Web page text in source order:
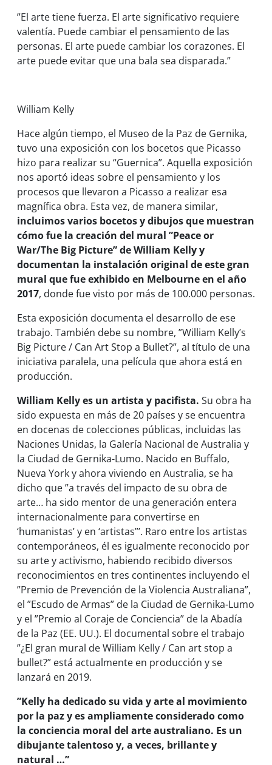
”El arte tiene fuerza. El arte significativo requiere
valentía. Puede cambiar el pensamiento de las
personas. El arte puede cambiar los corazones. El
arte puede evitar que una bala sea disparada.”
William Kelly
Hace algún tiempo, el Museo de la Paz de Gernika,
tuvo una exposición con los bocetos que Picasso
hizo para realizar su “Guernica”. Aquella exposición
nos aportó ideas sobre el pensamiento y los
procesos que llevaron a Picasso a realizar esa
magnífica obra. Esta vez, de manera similar,
incluimos varios bocetos y dibujos que muestran
cómo fue la creación del mural ”Peace or
War/The Big Picture” de William Kelly y
documentan la instalación original de este gran
mural que fue exhibido en Melbourne en el año
2017, donde fue visto por más de 100.000 personas.
Esta exposición documenta el desarrollo de ese
trabajo. También debe su nombre, ”William Kelly’s
Big Picture / Can Art Stop a Bullet?”, al título de una
iniciativa paralela, una película que ahora está en
producción.
William Kelly es un artista y pacifista. Su obra ha
sido expuesta en más de 20 países y se encuentra
en docenas de colecciones públicas, incluidas las
Naciones Unidas, la Galería Nacional de Australia y
la Ciudad de Gernika-Lumo. Nacido en Buffalo,
Nueva York y ahora viviendo en Australia, se ha
dicho que ”a través del impacto de su obra de
arte… ha sido mentor de una generación entera
internacionalmente para convertirse en
‘humanistas’ y en ‘artistas”’. Raro entre los artistas
contemporáneos, él es igualmente reconocido por
su arte y activismo, habiendo recibido diversos
reconocimientos en tres continentes incluyendo el
”Premio de Prevención de la Violencia Australiana”,
el ”Escudo de Armas” de la Ciudad de Gernika-Lumo
y el ”Premio al Coraje de Conciencia” de la Abadía
de la Paz (EE. UU.). El documental sobre el trabajo
”¿El gran mural de William Kelly / Can art stop a
bullet?” está actualmente en producción y se
lanzará en 2019.
”Kelly ha dedicado su vida y arte al movimiento
por la paz y es ampliamente considerado como
la conciencia moral del arte australiano. Es un
dibujante talentoso y, a veces, brillante y
natural …”